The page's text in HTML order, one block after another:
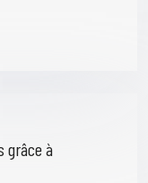
grâce à